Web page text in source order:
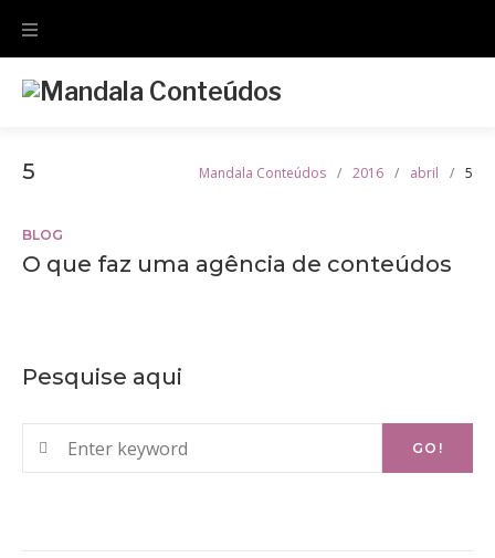
5 Mandala Conteúdos / 2016 / abril / 5
Dia:
abril
de
2016
BLOG
O que faz uma agência de conteúdos
Pesquise aqui
Search
GO!